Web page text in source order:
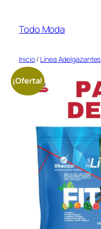
contenido
Todo Moda
Inicio/ Línea Adelgazantes
¡Oferta!